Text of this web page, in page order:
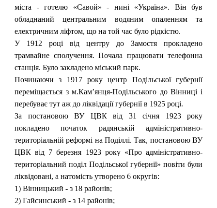
міста - готелю «Савой» - нині «Україна». Він був
обладнаний центральним водяним опаленням та
електричним ліфтом, що на той час було рідкістю.
У 1912 році від центру до Замостя прокладено
трамвайне сполучення. Почала працювати телефонна
станція. Було закладено міський парк.
Починаючи з 1917 року центр Подільської губернії
переміщається з м.Кам’янця-Подільського до Вінниці і
перебуває тут аж до ліквідації губернії в 1925 році.
За постановою ВУ ЦВК від 31 січня 1923 року
покладено початок радянській адміністративно-
територіальній реформі на Поділлі. Так, постановою ВУ
ЦВК від 7 березня 1923 року «Про адміністративно-
територіальний поділ Подільської губернії» повіти були
ліквідовані, а натомість утворено 6 округів:
1) Вінницький - з 18 районів;
2) Гайсинський - з 14 районів;